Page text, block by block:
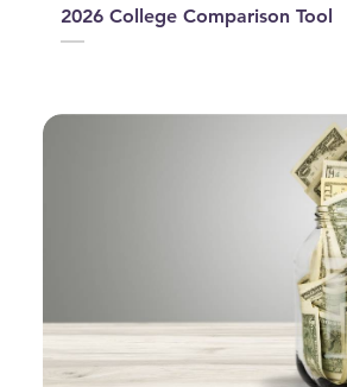
2026 College Comparison Tool